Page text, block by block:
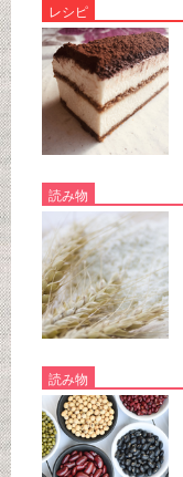
レシピ
読み物
読み物